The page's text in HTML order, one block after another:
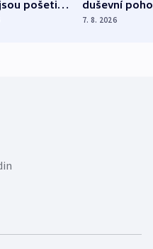
pošetilé,
duševní
ukázala
7. 8. 2026